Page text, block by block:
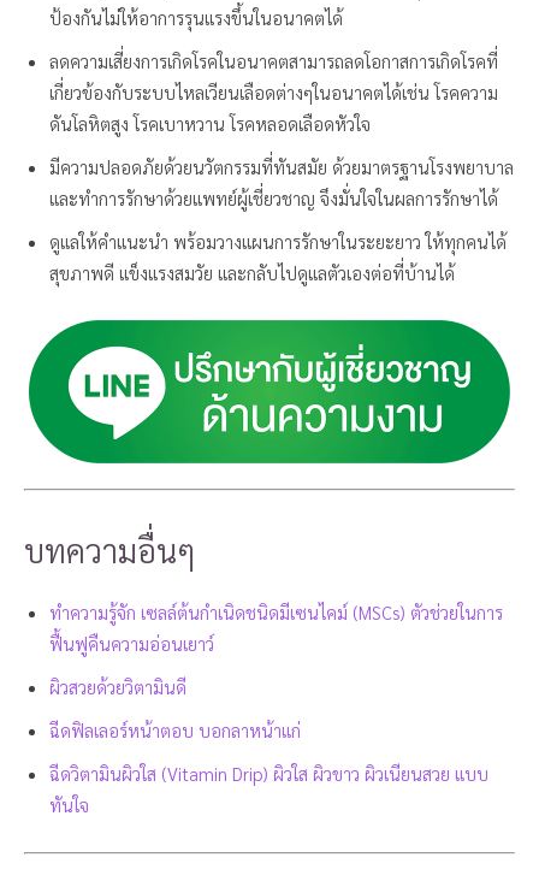
ป้องกันไม่ให้อาการรุนแรงขึ้นในอนาคตได้
ลดความเสี่ยงการเกิดโรคในอนาคตสามารถลดโอกาสการเกิดโรคที่
เกี่ยวข้องกับระบบไหลเวียนเลือดต่างๆในอนาคตได้เช่น โรคความ
ดันโลหิตสูง โรคเบาหวาน โรคหลอดเลือดหัวใจ
มีความปลอดภัยด้วยนวัตกรรมที่ทันสมัย ด้วยมาตรฐานโรงพยาบาล
และทำการรักษาด้วยแพทย์ผู้เชี่ยวชาญ จึงมั่นใจในผลการรักษาได้
ดูแลให้คำแนะนำ พร้อมวางแผนการรักษาในระยะยาว ให้ทุกคนได้
สุขภาพดี แข็งแรงสมวัย และกลับไปดูแลตัวเองต่อที่บ้านได้
บทความอื่นๆ
ทำความรู้จัก เซลล์ต้นกำเนิดชนิดมีเซนไคม์ (MSCs) ตัวช่วยในการ
ฟื้นฟูคืนความอ่อนเยาว์
ผิวสวยด้วยวิตามินดี
ฉีดฟิลเลอร์หน้าตอบ บอกลาหน้าแก่
ฉีดวิตามินผิวใส (Vitamin Drip) ผิวใส ผิวขาว ผิวเนียนสวย แบบ
ทันใจ